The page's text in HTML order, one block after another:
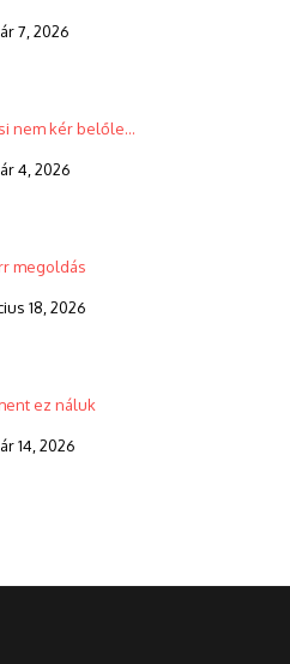
7, 2026
nem kér belőle…
4, 2026
megoldás
18, 2026
ez náluk
14, 2026